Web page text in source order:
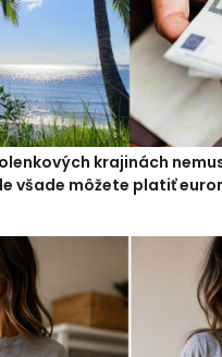
krajinách
všade môžete platiť